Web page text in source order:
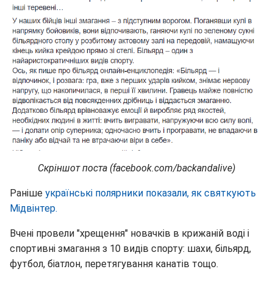
Скріншот поста (facebook.com/backandalive)
Раніше українські полярники показали, як святкують
Мідвінтер.
Вчені провели "хрещення" новачків в крижаній воді і
спортивні змагання з 10 видів спорту: шахи, більярд,
футбол, біатлон, перетягування канатів тощо.